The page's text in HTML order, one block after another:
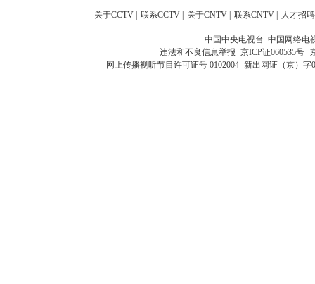
关于CCTV | 联系CCTV | 关于CNTV | 联系CNTV | 人才招聘
中国中央电视台 中国网络电
违法和不良信息举报 京ICP证060535号
网上传播视听节目许可证号 0102004 新出网证（京）